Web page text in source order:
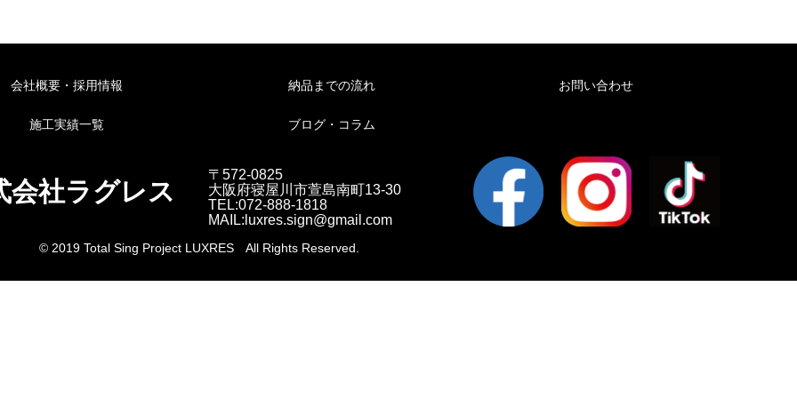
会社概要・採用情報
施工実績一覧
納品までの流れ
ブログ・コラム
お問い合わせ
会社ラグレス
〒572-0825
大阪府寝屋川市萱島南町13-30
TEL:072-888-1818
MAIL:luxres.sign@gmail.com
© 2019 Total Sing Project LUXRES All Rights Reserved.